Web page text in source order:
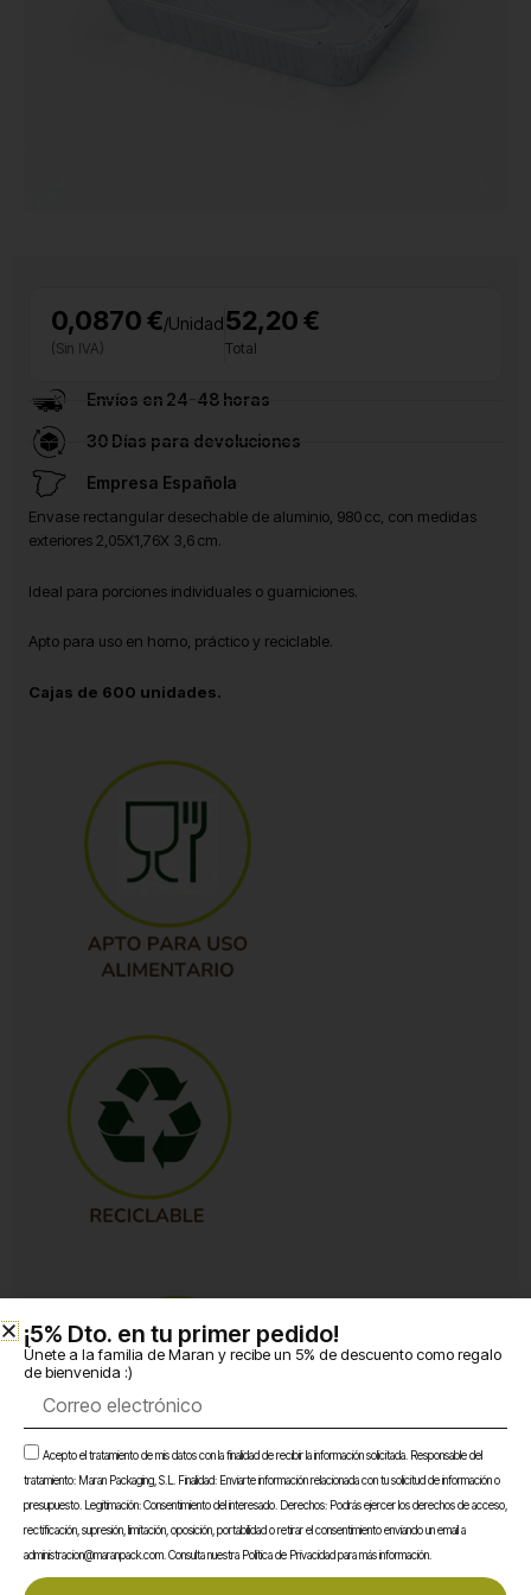
0,0870 €/Unidad
(Sin IVA)
52,20 €
Total
Envíos en 24-48 horas
30 Días para devoluciones
Empresa Española
Envase rectangular desechable de aluminio, 980 cc, con medidas
exteriores 2,05X1,76X 3,6 cm.
Ideal para porciones individuales o guarniciones.
Apto para uso en horno, práctico y reciclable.
Cajas de 600 unidades.
Envase
¡5% Dto. en tu primer pedido!​
Únete a la familia de Maran y recibe un 5% de descuento como regalo
de bienvenida :)
electrónico
Aceptación
Acepto el tratamiento de mis datos con la finalidad de recibir la información solicitada. Responsable del
tratamiento: Maran Packaging, S.L. Finalidad: Enviarte información relacionada con tu solicitud de información o
presupuesto. Legitimación: Consentimiento del interesado. Derechos: Podrás ejercer los derechos de acceso,
rectificación, supresión, limitación, oposición, portabilidad o retirar el consentimiento enviando un email a
administracion@maranpack.com. Consulta nuestra Política de Privacidad para más información.